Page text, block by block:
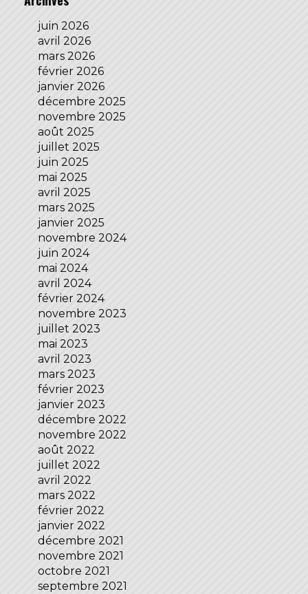
juin 2026
avril 2026
mars 2026
février 2026
janvier 2026
décembre 2025
novembre 2025
août 2025
juillet 2025
juin 2025
mai 2025
avril 2025
mars 2025
janvier 2025
novembre 2024
juin 2024
mai 2024
avril 2024
février 2024
novembre 2023
juillet 2023
mai 2023
avril 2023
mars 2023
février 2023
janvier 2023
décembre 2022
novembre 2022
août 2022
juillet 2022
avril 2022
mars 2022
février 2022
janvier 2022
décembre 2021
novembre 2021
octobre 2021
septembre 2021